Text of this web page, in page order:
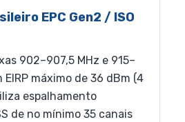
EPC Gen2 / ISO
902–907,5 MHz e 915–
EIRP máximo de 36 dBm (4
espalhamento
de no mínimo 35 canais